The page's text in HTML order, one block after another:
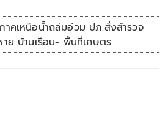
คเหนือน้ำถล่มอ่วม ปภ.สั่งสำรวจ
าย บ้านเรือน- พื้นที่เกษตร